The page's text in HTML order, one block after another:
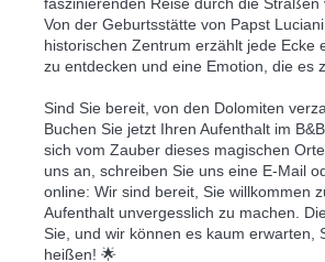
Von der Geburtsstätte von Papst
historischen Zentrum erzählt jede Ecke
zu entdecken und eine Emotion, die es
Sind Sie bereit, von den Dolomiten
Buchen Sie jetzt Ihren Aufenthalt im
sich vom Zauber dieses magischen
uns an, schreiben Sie uns eine E-Mail
online: Wir sind bereit, Sie willkommen
Aufenthalt unvergesslich zu machen.
Sie, und wir können es kaum erwarten,
heißen! 🌟